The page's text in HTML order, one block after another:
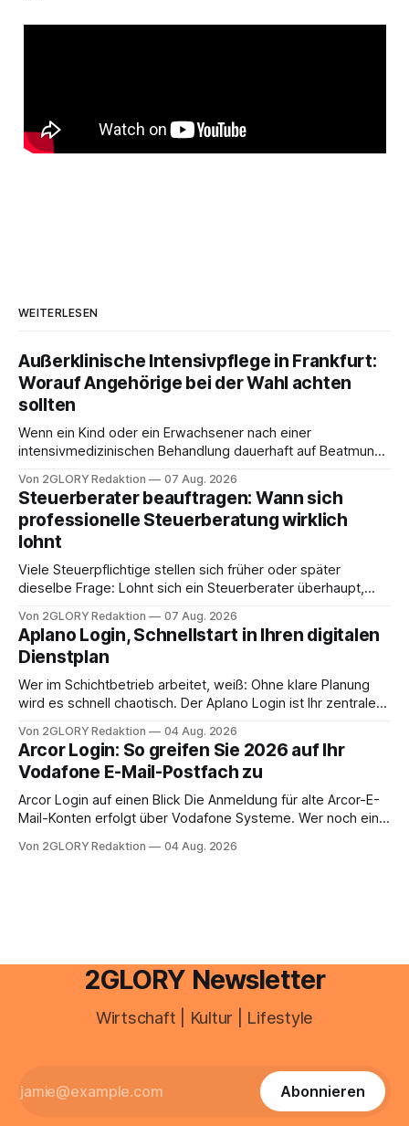
WEITERLESEN
Außerklinische Intensivpflege in Frankfurt:
Worauf Angehörige bei der Wahl achten
sollten
Wenn ein Kind oder ein Erwachsener nach einer
intensivmedizinischen Behandlung dauerhaft auf Beatmung
angewiesen ist, stellt sich für Familien eine schwierige
Frage: Muss die Versorgung dauerhaft in der Klinik bleiben –
oder ist ein Leben zu Hause möglich? Die außerklinische
Intensivpflege bietet genau diese Alternative: Sie
Von 2GLORY Redaktion 07 Aug. 2026
Steuerberater beauftragen: Wann sich
professionelle Steuerberatung wirklich
lohnt
Viele Steuerpflichtige stellen sich früher oder später
dieselbe Frage: Lohnt sich ein Steuerberater überhaupt,
erledigen? Die kurze Antwort: Bei einfachen
Einkommensverhältnissen reicht häufig eine Steuersoftware
aus – sobald jedoch mehrere Einkunftsarten
zusammentreffen oder größere finanzielle Veränderungen
anstehen, zahlt sich professionelle Unterstützung meist
Von 2GLORY Redaktion 07 Aug. 2026
Aplano Login, Schnellstart in Ihren digitalen
Dienstplan
Wer im Schichtbetrieb arbeitet, weiß: Ohne klare Planung
wird es schnell chaotisch. Der Aplano Login ist Ihr zentraler
abwesenheiten und die gesamte kommunikation rund um
Ihr personal digital zu organisieren. In diesem Leitfaden
erfahren Sie alles, was Sie für einen reibungslosen Einstieg
brauchen, von der Registrierung
Von 2GLORY Redaktion 04 Aug. 2026
Arcor Login: So greifen Sie 2026 auf Ihr
Vodafone E-Mail-Postfach zu
Arcor Login auf einen Blick Die Anmeldung für alte Arcor-E-
Mail-Konten erfolgt über Vodafone Systeme. Wer noch eine
besitzt, loggt sich heute über das Vodafone E-Mail & Cloud
Von 2GLORY Redaktion 04 Aug. 2026
2GLORY Newsletter
Wirtschaft | Kultur | Lifestyle
Abonnieren